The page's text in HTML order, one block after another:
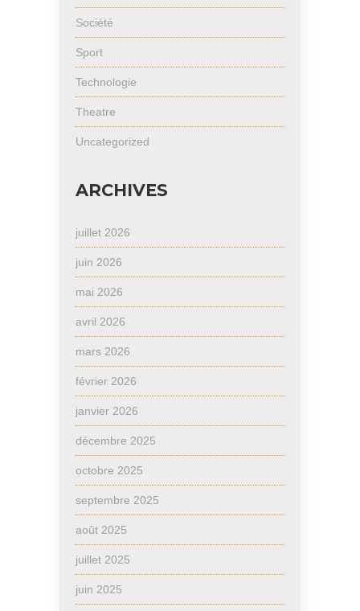
Société
Sport
Technologie
Theatre
Uncategorized
ARCHIVES
juillet 2026
juin 2026
mai 2026
avril 2026
mars 2026
février 2026
janvier 2026
décembre 2025
octobre 2025
septembre 2025
août 2025
juillet 2025
juin 2025